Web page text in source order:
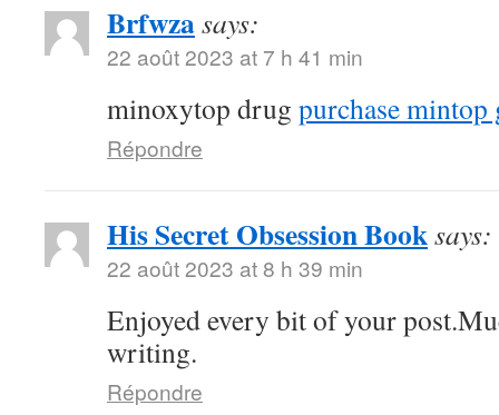
Brfwzasays:
22 août 2023 at 7 h 41 min
minoxytop drug purchase mintop
Répondre
His Secret Obsession Booksays:
22 août 2023 at 8 h 39 min
Enjoyed every bit of your
writing.
Répondre